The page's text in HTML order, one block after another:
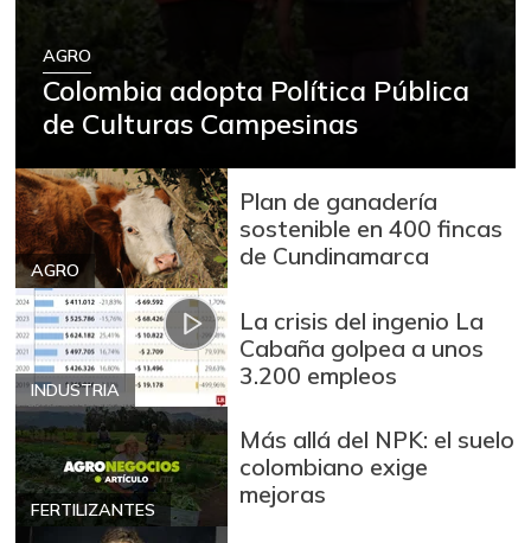
AGRO
Colombia adopta Política Pública
de Culturas Campesinas
AGRO
Plan de ganadería
sostenible en 400 fincas
de Cundinamarca
INDUSTRIA
La crisis del ingenio La
Cabaña golpea a unos
3.200 empleos
FERTILIZANTES
Más allá del NPK: el suelo
colombiano exige
mejoras